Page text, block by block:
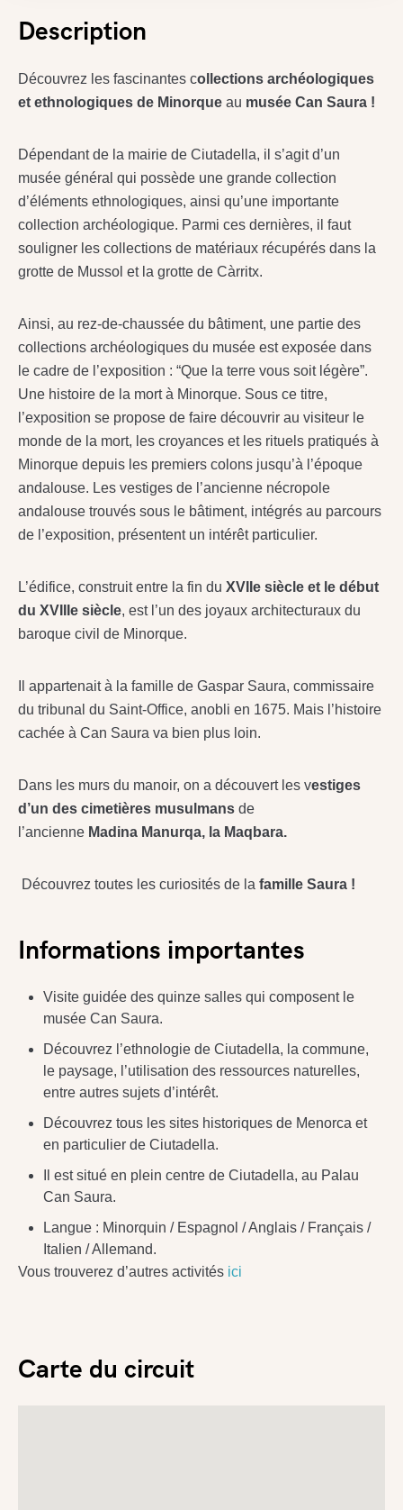
Description
Découvrez les fascinantes collections archéologiques
et ethnologiques de Minorque au musée Can Saura !
Dépendant de la mairie de Ciutadella, il s’agit d’un
musée général qui possède une grande collection
d’éléments ethnologiques, ainsi qu’une importante
collection archéologique. Parmi ces dernières, il faut
souligner les collections de matériaux récupérés dans la
grotte de Mussol et la grotte de Càrritx.
Ainsi, au rez-de-chaussée du bâtiment, une partie des
collections archéologiques du musée est exposée dans
le cadre de l’exposition : “Que la terre vous soit légère”.
Une histoire de la mort à Minorque. Sous ce titre,
l’exposition se propose de faire découvrir au visiteur le
monde de la mort, les croyances et les rituels pratiqués à
Minorque depuis les premiers colons jusqu’à l’époque
andalouse. Les vestiges de l’ancienne nécropole
andalouse trouvés sous le bâtiment, intégrés au parcours
de l’exposition, présentent un intérêt particulier.
L’édifice, construit entre la fin du XVIIe siècle et le début
du XVIIIe siècle, est l’un des joyaux architecturaux du
baroque civil de Minorque.
Il appartenait à la famille de Gaspar Saura, commissaire
du tribunal du Saint-Office, anobli en 1675. Mais l’histoire
cachée à Can Saura va bien plus loin.
Dans les murs du manoir, on a découvert les vestiges
d’un des cimetières musulmans de
l’ancienne Madina Manurqa, la Maqbara.
Découvrez toutes les curiosités de la famille Saura !
Informations importantes
Visite guidée des quinze salles qui composent le
musée Can Saura.
Découvrez l’ethnologie de Ciutadella, la commune,
le paysage, l’utilisation des ressources naturelles,
entre autres sujets d’intérêt.
Découvrez tous les sites historiques de Menorca et
en particulier de Ciutadella.
Il est situé en plein centre de Ciutadella, au Palau
Can Saura.
Langue : Minorquin / Espagnol / Anglais / Français /
Italien / Allemand.
Vous trouverez d’autres activités ici
Carte du circuit